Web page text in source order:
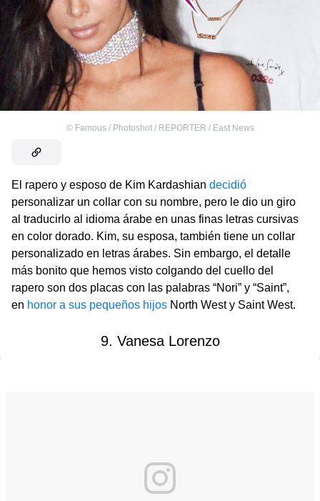
© Famous / Photoshot / REPORTER / East News
El rapero y esposo de Kim Kardashian decidió
personalizar un collar con su nombre, pero le dio un giro
al traducirlo al idioma árabe en unas finas letras cursivas
en color dorado. Kim, su esposa, también tiene un collar
personalizado en letras árabes. Sin embargo, el detalle
más bonito que hemos visto colgando del cuello del
rapero son dos placas con las palabras “Nori” y “Saint”,
en honor a sus pequeños hijos North West y Saint West.
9. Vanesa Lorenzo